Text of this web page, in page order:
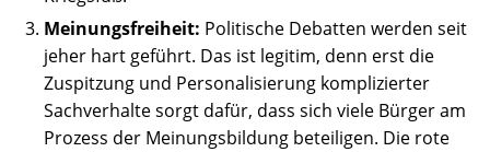
Meinungsfreiheit: Politische Debatten werden seit
jeher hart geführt. Das ist legitim, denn erst die
Zuspitzung und Personalisierung komplizierter
Sachverhalte sorgt dafür, dass sich viele Bürger am
Prozess der Meinungsbildung beteiligen. Die rote